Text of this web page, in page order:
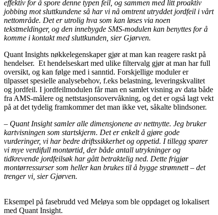
effektiv for å spore denne typen feil, og sammen med litt proaktiv
jobbing mot sluttkundene så har vi nå omtrent utryddet jordfeil i vårt
nettområde. Det er utrolig hva som kan løses via noen
tekstmeldinger, og den innebygde SMS-modulen kan benyttes for å
komme i kontakt med sluttkunden, sier Gjørven.
Quant Insights nøkkelegenskaper gjør at man kan reagere raskt på
hendelser. Et hendelseskart med ulike filtervalg gjør at man har full
oversikt, og kan følge med i sanntid. Forskjellige moduler er
tilpasset spesielle analysebehov, f.eks belastning, leveringskvalitet
og jordfeil. I jordfeilmodulen får man en samlet visning av data både
fra AMS-målere og nettstasjonsovervåkning, og det er også lagt vekt
på at det tydelig framkommer det man ikke vet, såkalte blindsoner.
– Quant Insight samler alle dimensjonene av nettnytte. Jeg bruker
kartvisningen som startskjerm. Det er enkelt å gjøre gode
vurderinger, vi har bedre driftssikkerhet og oppetid. I tillegg sparer
vi mye verdifull montørtid, der både antall utrykninger og
tidkrevende jordfeilsøk har gått betraktelig ned. Dette frigjør
montørressurser som heller kan brukes til å bygge strømnett – det
trenger vi, sier Gjørven.
Eksempel på fasebrudd ved Meløya som ble oppdaget og lokalisert
med Quant Insight.